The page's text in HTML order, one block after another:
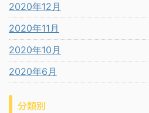
2020年12月
2020年11月
2020年10月
2020年6月
分類別